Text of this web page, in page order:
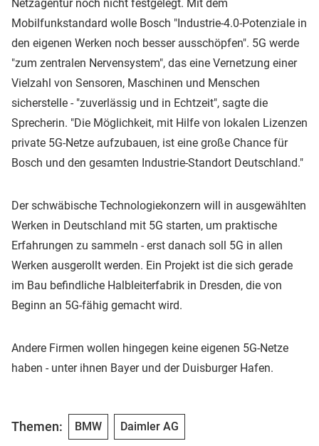
Netzagentur noch nicht festgelegt. Mit dem
Mobilfunkstandard wolle Bosch "Industrie-4.0-Potenziale in
den eigenen Werken noch besser ausschöpfen". 5G werde
"zum zentralen Nervensystem", das eine Vernetzung einer
Vielzahl von Sensoren, Maschinen und Menschen
sicherstelle - "zuverlässig und in Echtzeit", sagte die
Sprecherin. "Die Möglichkeit, mit Hilfe von lokalen Lizenzen
private 5G-Netze aufzubauen, ist eine große Chance für
Bosch und den gesamten Industrie-Standort Deutschland."
Der schwäbische Technologiekonzern will in ausgewählten
Werken in Deutschland mit 5G starten, um praktische
Erfahrungen zu sammeln - erst danach soll 5G in allen
Werken ausgerollt werden. Ein Projekt ist die sich gerade
im Bau befindliche Halbleiterfabrik in Dresden, die von
Beginn an 5G-fähig gemacht wird.
Andere Firmen wollen hingegen keine eigenen 5G-Netze
haben - unter ihnen Bayer und der Duisburger Hafen.
Themen: BMW Daimler AG